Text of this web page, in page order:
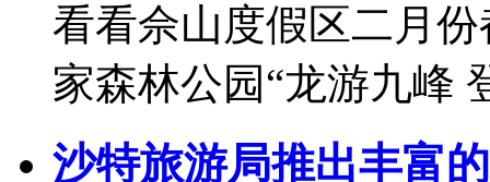
看看佘山度假区二月
家森林公园“龙游九峰
沙特旅游局推出丰富